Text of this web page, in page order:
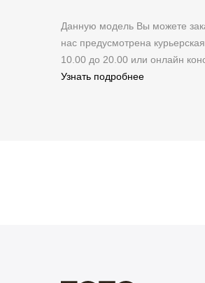
Данную модель Вы можете
нас предусмотрена
10.00 до 20.00 или онлайн
Узнать подробнее